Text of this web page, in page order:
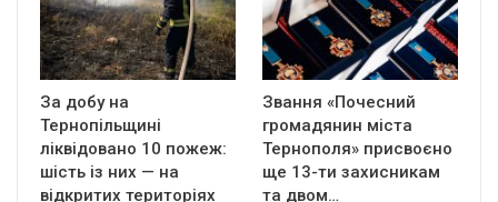
За добу на
Тернопільщині
ліквідовано 10 пожеж:
шість із них — на
відкритих територіях
Звання «Почесний
громадянин міста
Тернополя» присвоєно
ще 13-ти захисникам
та двом…